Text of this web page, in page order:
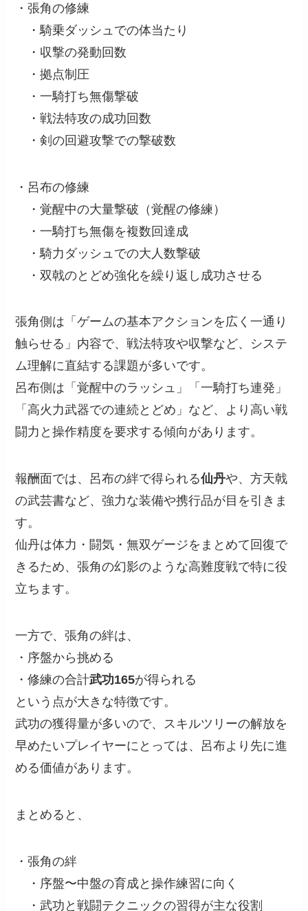
・張角の修練
・騎乗ダッシュでの体当たり
・収撃の発動回数
・拠点制圧
・一騎打ち無傷撃破
・戦法特攻の成功回数
・剣の回避攻撃での撃破数
・呂布の修練
・覚醒中の大量撃破（覚醒の修練）
・一騎打ち無傷を複数回達成
・騎力ダッシュでの大人数撃破
・双戟のとどめ強化を繰り返し成功させる
張角側は「ゲームの基本アクションを広く一通り
触らせる」内容で、戦法特攻や収撃など、システ
ム理解に直結する課題が多いです。
呂布側は「覚醒中のラッシュ」「一騎打ち連発」
「高火力武器での連続とどめ」など、より高い戦
闘力と操作精度を要求する傾向があります。
報酬面では、呂布の絆で得られる仙丹や、方天戟
の武芸書など、強力な装備や携行品が目を引きま
す。
仙丹は体力・闘気・無双ゲージをまとめて回復で
きるため、張角の幻影のような高難度戦で特に役
立ちます。
一方で、張角の絆は、
・序盤から挑める
・修練の合計武功165が得られる
という点が大きな特徴です。
武功の獲得量が多いので、スキルツリーの解放を
早めたいプレイヤーにとっては、呂布より先に進
める価値があります。
まとめると、
・張角の絆
・序盤〜中盤の育成と操作練習に向く
・武功と戦闘テクニックの習得が主な役割